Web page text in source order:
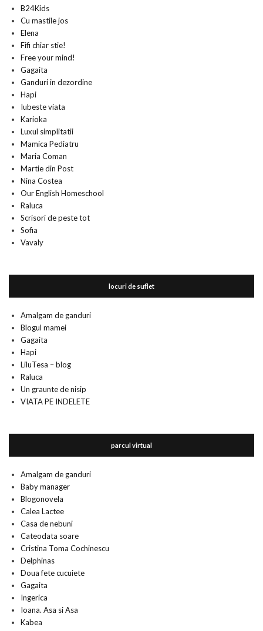
B24Kids
Cu mastile jos
Elena
Fifi chiar stie!
Free your mind!
Gagaita
Ganduri in dezordine
Hapi
Iubeste viata
Karioka
Luxul simplitatii
Mamica Pediatru
Maria Coman
Martie din Post
Nina Costea
Our English Homeschool
Raluca
Scrisori de peste tot
Sofia
Vavaly
locuri de suflet
Amalgam de ganduri
Blogul mamei
Gagaita
Hapi
LiluTesa – blog
Raluca
Un graunte de nisip
VIATA PE INDELETE
parcul virtual
Amalgam de ganduri
Baby manager
Blogonovela
Calea Lactee
Casa de nebuni
Cateodata soare
Cristina Toma Cochinescu
Delphinas
Doua fete cucuiete
Gagaita
Ingerica
Ioana. Asa si Asa
Kabea